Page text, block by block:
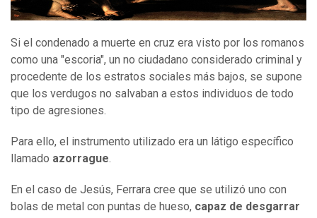
Si el condenado a muerte en cruz era visto por los romanos
como una "escoria", un no ciudadano considerado criminal y
procedente de los estratos sociales más bajos, se supone
que los verdugos no salvaban a estos individuos de todo
tipo de agresiones.
Para ello, el instrumento utilizado era un látigo específico
llamado azorrague.
En el caso de Jesús, Ferrara cree que se utilizó uno con
bolas de metal con puntas de hueso, capaz de desgarrar